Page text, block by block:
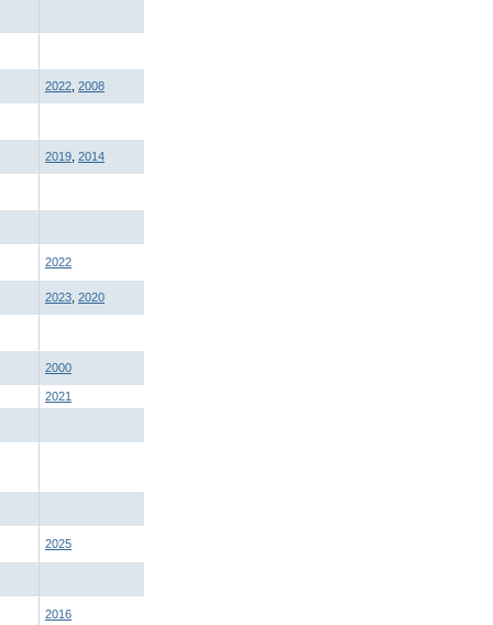
2022 2008
2019 2014
2022
2023 2020
2000
2021
2025
2016